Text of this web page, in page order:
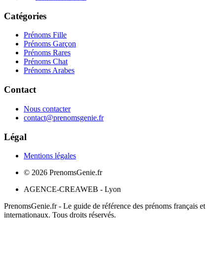
Catégories
Prénoms Fille
Prénoms Garçon
Prénoms Rares
Prénoms Chat
Prénoms Arabes
Contact
Nous contacter
contact@prenomsgenie.fr
Légal
Mentions légales
© 2026 PrenomsGenie.fr
AGENCE-CREAWEB - Lyon
PrenomsGenie.fr - Le guide de référence des prénoms français et
internationaux. Tous droits réservés.